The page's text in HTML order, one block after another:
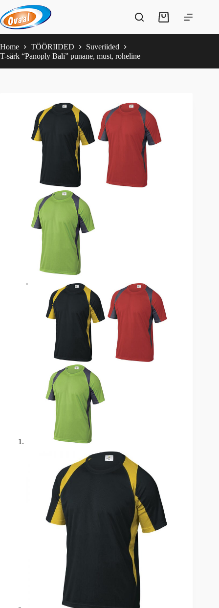
to
content
Shopping
Home TÖÖRIIDED
Suveriided
T-särk “Panoply Bali” punane, must, roheline